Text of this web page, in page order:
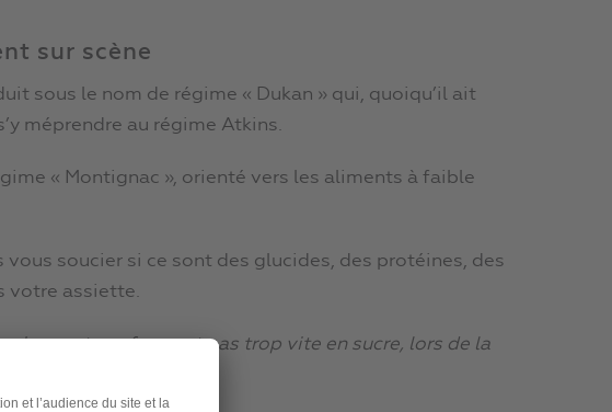
sur scène
sous le nom de régime « Dukan » qui, quoiqu’il ait
méprendre au régime Atkins.
« Montignac », orienté vers les aliments à faible
soucier si ce sont des glucides, des protéines, des
votre assiette.
ne se transforment pas trop vite en sucre, lors de la